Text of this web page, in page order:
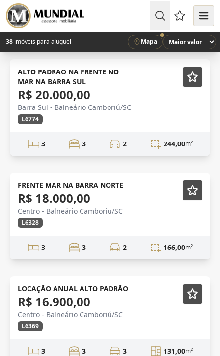
Favoritos
38 imóveis para aluguel Mapa
Alto Padrao Mobiliado
ALTO PADRAO NA FRENTE NO
MAR NA BARRA SUL
R$ 20.000,00
Barra Sul - Balneário Camboriú/SC
L6774
3 3 2 244,00m²
ANUAL Mobiliado
FRENTE MAR NA BARRA NORTE
R$ 18.000,00
Centro - Balneário Camboriú/SC
L6328
3 3 2 166,00m²
Vídeo Mobiliado
LOCAÇÃO ANUAL ALTO PADRÃO
R$ 16.900,00
Centro - Balneário Camboriú/SC
L6369
3 3 3 131,00m²